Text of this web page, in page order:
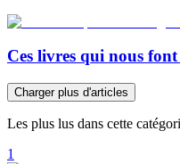
Ces livres qui nous
Charger plus d'articles
Les plus lus dans cette
1